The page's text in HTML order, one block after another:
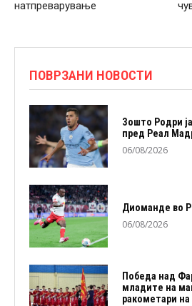
натпреварување
ПОВРЗАНИ НОВОСТИ
Зошто Родри
пред Реал
06/08/2026
Диоманде во
06/08/2026
Победа над
младите на
ракометари на